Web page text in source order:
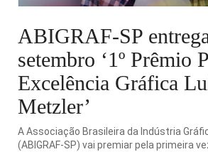
ABIGRAF-SP
setembro ‘1º Prêmio
Excelência Gráfica
Metzler’
A Associação Brasileira da Indústria
(ABIGRAF-SP) vai premiar pela primeira